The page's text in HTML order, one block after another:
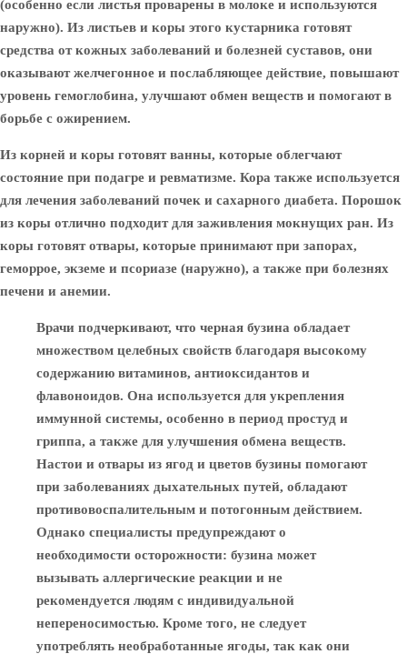
(особенно если листья проварены в молоке и используются
наружно). Из листьев и коры этого кустарника готовят
средства от кожных заболеваний и болезней суставов, они
оказывают желчегонное и послабляющее действие, повышают
уровень гемоглобина, улучшают обмен веществ и помогают в
борьбе с ожирением.
Из корней и коры готовят ванны, которые облегчают
состояние при подагре и ревматизме. Кора также используется
для лечения заболеваний почек и сахарного диабета. Порошок
из коры отлично подходит для заживления мокнущих ран. Из
коры готовят отвары, которые принимают при запорах,
геморрое, экземе и псориазе (наружно), а также при болезнях
печени и анемии.
Врачи подчеркивают, что черная бузина обладает
множеством целебных свойств благодаря высокому
содержанию витаминов, антиоксидантов и
флавоноидов. Она используется для укрепления
иммунной системы, особенно в период простуд и
гриппа, а также для улучшения обмена веществ.
Настои и отвары из ягод и цветов бузины помогают
при заболеваниях дыхательных путей, обладают
противовоспалительным и потогонным действием.
Однако специалисты предупреждают о
необходимости осторожности: бузина может
вызывать аллергические реакции и не
рекомендуется людям с индивидуальной
непереносимостью. Кроме того, не следует
употреблять необработанные ягоды, так как они